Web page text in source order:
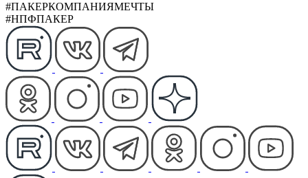
#ПАКЕРКОМПАНИЯМЕЧТЫ
#НПФПАКЕР